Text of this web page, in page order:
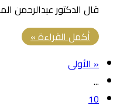
قال الدكتور عبدالرحمن
أكمل القراءة »
« الأولى
...
10